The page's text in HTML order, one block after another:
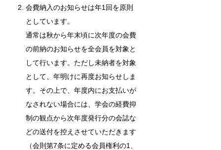
会費納入のお知らせは年1回を原則
としています。
通常は秋から年末頃に次年度の会費
の前納のお知らせを全会員を対象と
して行います。ただし未納者を対象
として、年明けに再度お知らせしま
す。その上で、年度内にお支払いが
なされない場合には、学会の経費抑
制の観点から次年度発行分の会誌な
どの送付を控えさせていただきます
（会則第7条に定める会員権利の1、